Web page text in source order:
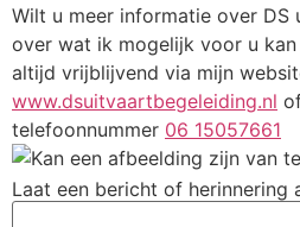
Wilt u meer informatie over
over wat ik mogelijk voor u
altijd vrijblijvend via mijn
www.dsuitvaartbegeleiding.nl
telefoonnummer 06 15057661